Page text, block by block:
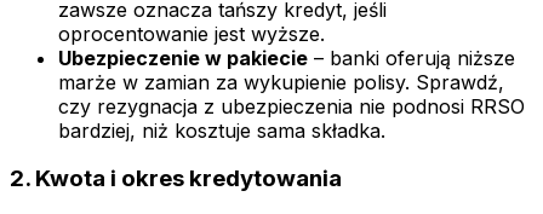
zawsze oznacza tańszy kredyt, jeśli
oprocentowanie jest wyższe.
Ubezpieczenie w pakiecie – banki oferują niższe
marże w zamian za wykupienie polisy. Sprawdź,
czy rezygnacja z ubezpieczenia nie podnosi RRSO
bardziej, niż kosztuje sama składka.
2. Kwota i okres kredytowania